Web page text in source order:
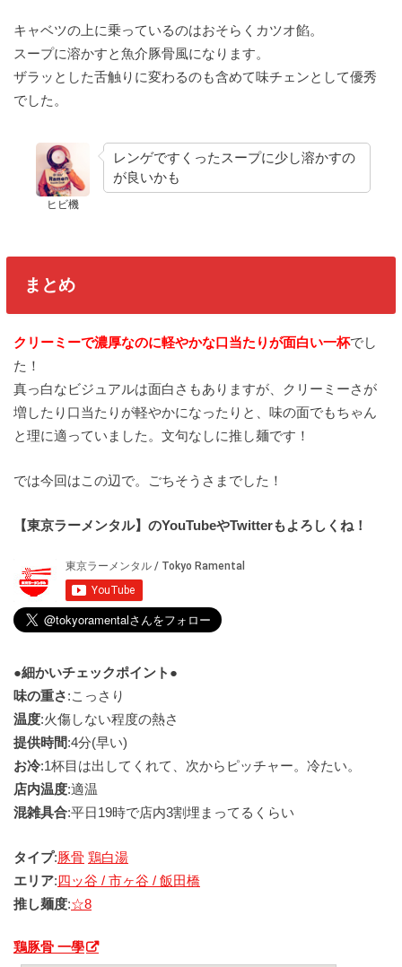
キャベツの上に乗っているのはおそらくカツオ餡。
スープに溶かすと魚介豚骨風になります。
ザラッとした舌触りに変わるのも含めて味チェンとして優秀
でした。
ヒビ機
レンゲですくったスープに少し溶かすの
が良いかも
まとめ
クリーミーで濃厚なのに軽やかな口当たりが面白い一杯でし
た！
真っ白なビジュアルは面白さもありますが、クリーミーさが
増したり口当たりが軽やかになったりと、味の面でもちゃん
と理に適っていました。文句なしに推し麺です！
では今回はこの辺で。ごちそうさまでした！
【東京ラーメンタル】のYouTubeやTwitterもよろしくね！
●細かいチェックポイント●
味の重さ:こっさり
温度:火傷しない程度の熱さ
提供時間:4分(早い)
お冷:1杯目は出してくれて、次からピッチャー。冷たい。
店内温度:適温
混雑具合:平日19時で店内3割埋まってるくらい
タイプ:豚骨 鶏白湯
エリア:四ッ谷 / 市ヶ谷 / 飯田橋
推し麺度:☆8
鶏豚骨 一學